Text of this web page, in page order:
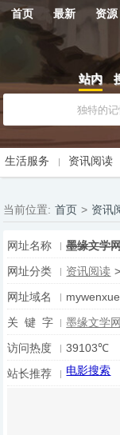
首页 最新 资源
站内
生活服务
资讯阅读
当前位置: 首页 > 资讯
网址名称 墨缘文学
网址分类 资讯阅读
网址域名
关 键 字
墨缘文学网
访问热度
39103℃
站长推荐
电影搜索